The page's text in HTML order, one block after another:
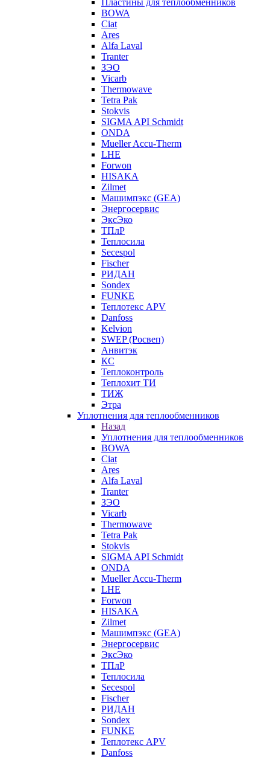
Пластины для теплообменников
BOWA
Ciat
Ares
Alfa Laval
Tranter
ЗЭО
Vicarb
Thermowave
Tetra Pak
Stokvis
SIGMA API Schmidt
ONDA
Mueller Accu-Therm
LHE
Forwon
HISAKA
Zilmet
Машимпэкс (GEA)
Энергосервис
ЭксЭко
ТПлР
Теплосила
Secespol
Fischer
РИДАН
Sondex
FUNKE
Теплотекс APV
Danfoss
Kelvion
SWEP (Росвеп)
Анвитэк
КС
Теплоконтроль
Теплохит ТИ
ТИЖ
Этра
Уплотнения для теплообменников
Назад
Уплотнения для теплообменников
BOWA
Ciat
Ares
Alfa Laval
Tranter
ЗЭО
Vicarb
Thermowave
Tetra Pak
Stokvis
SIGMA API Schmidt
ONDA
Mueller Accu-Therm
LHE
Forwon
HISAKA
Zilmet
Машимпэкс (GEA)
Энергосервис
ЭксЭко
ТПлР
Теплосила
Secespol
Fischer
РИДАН
Sondex
FUNKE
Теплотекс APV
Danfoss